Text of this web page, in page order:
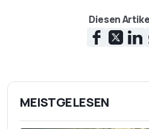
Diesen
MEISTGELESEN